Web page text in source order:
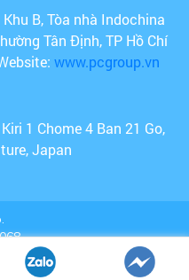
Khu B, Tòa nhà Indochina
Tân Định, TP Hồ Chí
www.pcgroup.vn
1 Chome 4 Ban 21 Go,
Japan